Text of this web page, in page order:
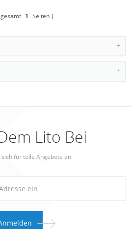
1 Seiten
Lito Bei
sich für tolle Angebote an.